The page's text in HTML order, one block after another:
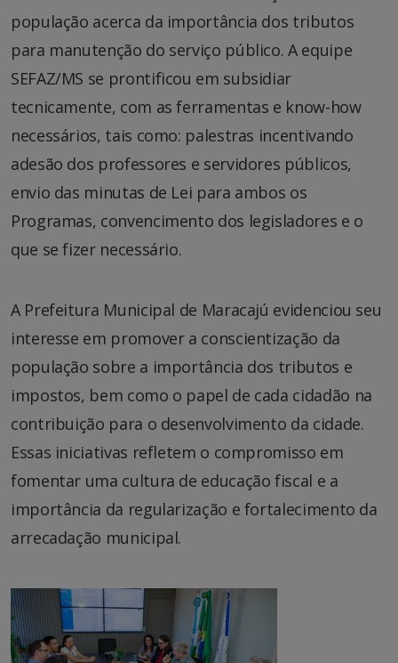
população acerca da importância dos tributos
para manutenção do serviço público. A equipe
SEFAZ/MS se prontificou em subsidiar
tecnicamente, com as ferramentas e know-how
necessários, tais como: palestras incentivando
adesão dos professores e servidores públicos,
envio das minutas de Lei para ambos os
Programas, convencimento dos legisladores e o
que se fizer necessário.
A Prefeitura Municipal de Maracajú evidenciou seu
interesse em promover a conscientização da
população sobre a importância dos tributos e
impostos, bem como o papel de cada cidadão na
contribuição para o desenvolvimento da cidade.
Essas iniciativas refletem o compromisso em
fomentar uma cultura de educação fiscal e a
importância da regularização e fortalecimento da
arrecadação municipal.